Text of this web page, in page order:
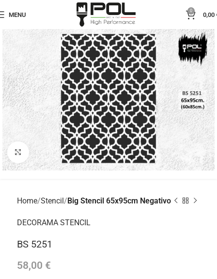
MENU
0
0,00
Click to enlarge
Home Stencil Big Stencil 65x95cm Negativo
DECORAMA STENCIL
BS 5251
58,00 €